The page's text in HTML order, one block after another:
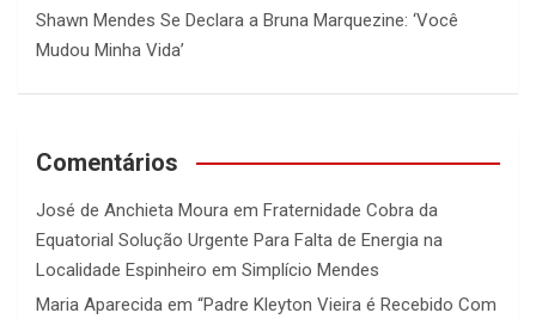
Shawn Mendes Se Declara a Bruna Marquezine: ‘Você
Mudou Minha Vida’
Comentários
José de Anchieta Moura em Fraternidade Cobra da
Equatorial Solução Urgente Para Falta de Energia na
Localidade Espinheiro em Simplício Mendes
Maria Aparecida em “Padre Kleyton Vieira é Recebido Com